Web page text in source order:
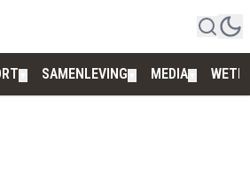
SAMENLEVING MEDIA